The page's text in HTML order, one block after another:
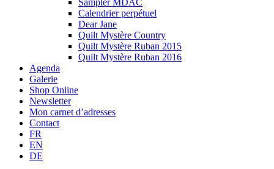
Sampler MDAC
Calendrier perpétuel
Dear Jane
Quilt Mystère Country
Quilt Mystère Ruban 2015
Quilt Mystère Ruban 2016
Agenda
Galerie
Shop Online
Newsletter
Mon carnet d’adresses
Contact
FR
EN
DE